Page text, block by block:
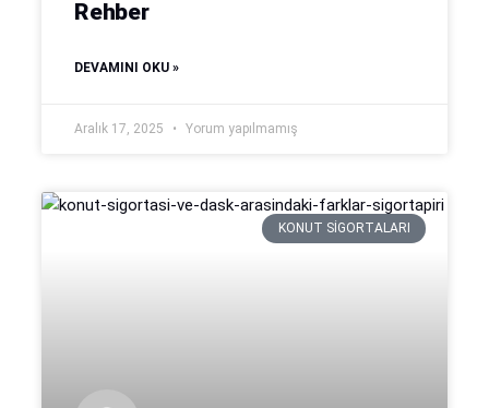
Rehber
DEVAMINI OKU »
Aralık 17, 2025 Yorum yapılmamış
KONUT SIGORTALARI